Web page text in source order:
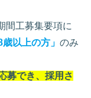
間工募集要項に
以上の方」 のみ
募でき、採用さ